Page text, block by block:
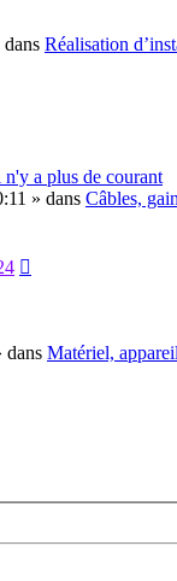
dans Réalisation
n'y a plus de courant
» dans Câbles,
dans Matériel,